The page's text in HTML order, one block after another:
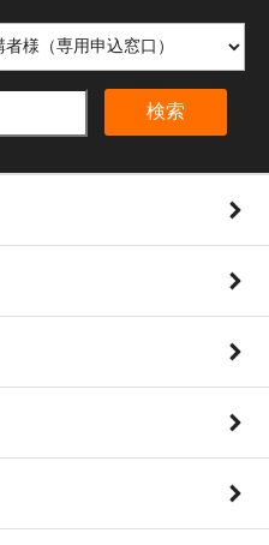
検索